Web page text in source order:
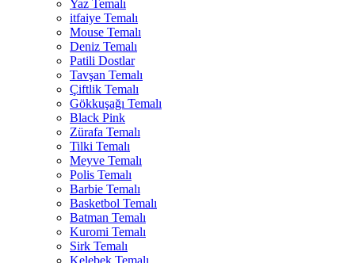
Yaz Temalı
itfaiye Temalı
Mouse Temalı
Deniz Temalı
Patili Dostlar
Tavşan Temalı
Çiftlik Temalı
Gökkuşağı Temalı
Black Pink
Zürafa Temalı
Tilki Temalı
Meyve Temalı
Polis Temalı
Barbie Temalı
Basketbol Temalı
Batman Temalı
Kuromi Temalı
Sirk Temalı
Kelebek Temalı